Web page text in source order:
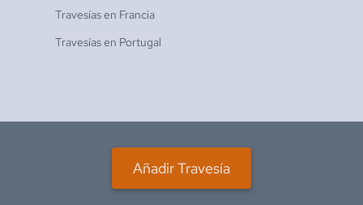
Travesías en Francia
Travesías en Portugal
Añadir Travesía